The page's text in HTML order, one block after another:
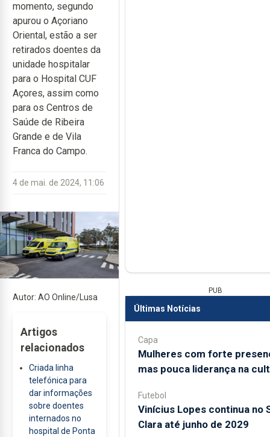
momento, segundo
apurou o Açoriano
Oriental, estão a ser
retirados doentes da
unidade hospitalar
para o Hospital CUF
Açores, assim como
para os Centros de
Saúde de Ribeira
Grande e de Vila
Franca do Campo.
4 de mai. de 2024, 11:06
Autor: AO Online/Lusa
Artigos
relacionados
Criada linha
telefónica para
dar informações
sobre doentes
internados no
hospital de Ponta
PUB
Últimas Notícias
Capa
Mulheres com forte
mas pouca liderança na
Futebol
Vinícius Lopes continua no
Clara até junho de 2029